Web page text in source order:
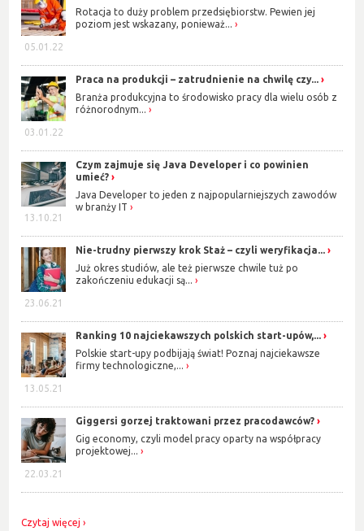
05.01.22
Rotacja to duży problem przedsiębiorstw. Pewien jej
poziom jest wskazany, ponieważ...
03.01.22
Praca na produkcji – zatrudnienie na chwilę czy...
Branża produkcyjna to środowisko pracy dla wielu osób z
różnorodnym...
13.10.21
Czym zajmuje się Java Developer i co powinien
umieć?
Java Developer to jeden z najpopularniejszych zawodów
w branży IT
23.06.21
Nie-trudny pierwszy krok Staż – czyli weryfikacja...
Już okres studiów, ale też pierwsze chwile tuż po
zakończeniu edukacji są...
13.05.21
Ranking 10 najciekawszych polskich start-upów,...
Polskie start-upy podbijają świat! Poznaj najciekawsze
firmy technologiczne,...
22.03.21
Giggersi gorzej traktowani przez pracodawców?
Gig economy, czyli model pracy oparty na współpracy
projektowej...
Czytaj więcej